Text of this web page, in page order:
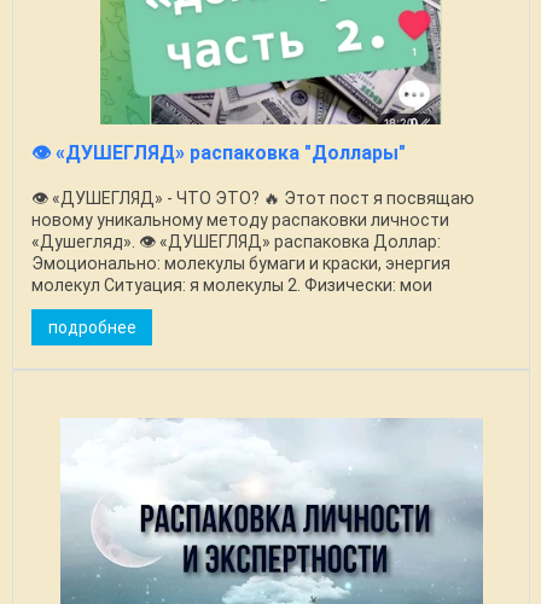
👁️ «ДУШЕГЛЯД» распаковка "Доллары"
👁️ «ДУШЕГЛЯД» - ЧТО ЭТО? 🔥 Этот пост я посвящаю
новому уникальному методу распаковки личности
«Душегляд». 👁️ «ДУШЕГЛЯД» распаковка Доллар:
Эмоционально: молекулы бумаги и краски, энергия
молекул Ситуация: я молекулы 2. Физически: мои
молекулы как и ...
подробнее